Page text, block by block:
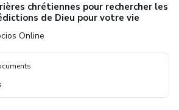
chrétiennes pour rechercher les
de Dieu pour votre vie
Online